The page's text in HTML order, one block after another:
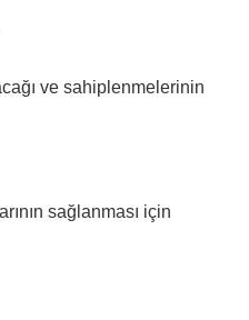
ve sahiplenmelerinin
sağlanması için